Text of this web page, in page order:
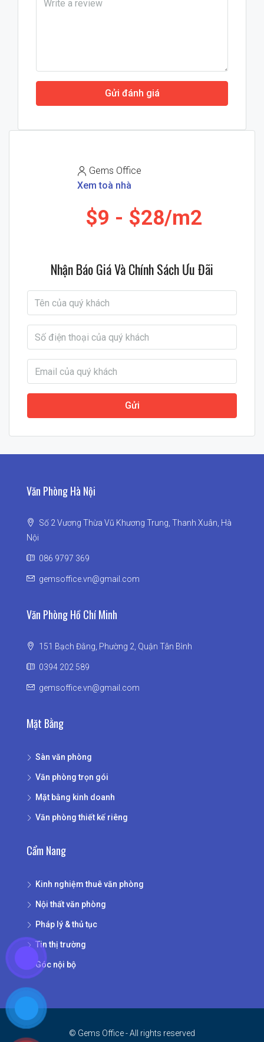
Gửi đánh giá
Gems Office
Xem toà nhà
$9 $28/m2
Nhận Báo Giá Và Chính Sách Ưu Đãi
Gửi
Văn Phòng Hà Nội
Số 2 Vương Thừa Vũ Khương Trung, Thanh Xuân, Hà
Nội
086 9797 369
gemsoffice.vn@gmail.com
Văn Phòng Hồ Chí Minh
151 Bạch Đằng, Phường 2, Quận Tân Bình
0394 202 589
gemsoffice.vn@gmail.com
Mặt Bằng
Sàn văn phòng
Văn phòng trọn gói
Mặt bằng kinh doanh
Văn phòng thiết kế riêng
Cẩm Nang
Kinh nghiệm thuê văn phòng
Nội thất văn phòng
Pháp lý & thủ tục
Tin thị trường
Góc nội bộ
© Gems Office - All rights reserved